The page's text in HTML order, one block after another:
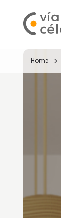
Home